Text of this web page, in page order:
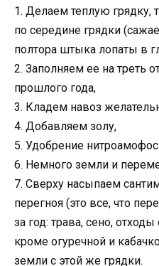
1. Делаем теплую
по середине грядки
полтора штыка лопаты в
2. Заполняем ее на треть
прошлого года,
3. Кладем навоз
4. Добавляем золу,
5. Удобрение
6. Немного земли и
7. Сверху насыпаем
перегноя (это все, что
за год: трава, сено,
кроме огуречной и
земли с этой же грядки.